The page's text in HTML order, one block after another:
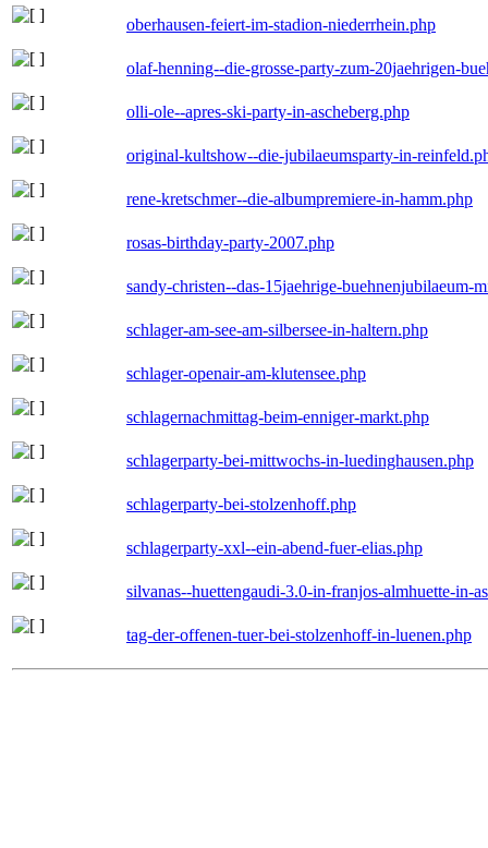
oberhausen-feiert-im-stadion-niederrhein.php
olaf-henning--die-grosse-party-zum-20jaehrigen-
olli-ole--apres-ski-party-in-ascheberg.php
original-kultshow--die-jubilaeumsparty-in-
rene-kretschmer--die-albumpremiere-in-hamm.php
rosas-birthday-party-2007.php
sandy-christen--das-15jaehrige-buehnenjubilaeum-
schlager-am-see-am-silbersee-in-haltern.php
schlager-openair-am-klutensee.php
schlagernachmittag-beim-enniger-markt.php
schlagerparty-bei-mittwochs-in-luedinghausen.php
schlagerparty-bei-stolzenhoff.php
schlagerparty-xxl--ein-abend-fuer-elias.php
silvanas--huettengaudi-3.0-in-franjos-almhuette-in-
tag-der-offenen-tuer-bei-stolzenhoff-in-luenen.php